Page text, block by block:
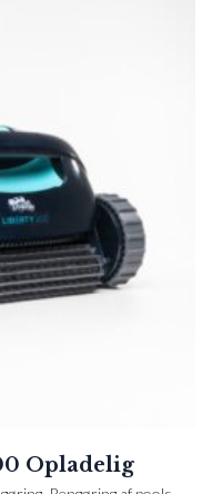
Opladelig